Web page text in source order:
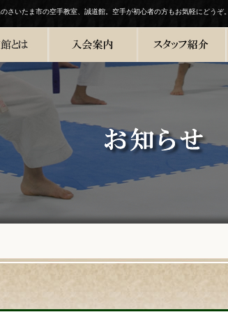
さいたま市の空手教室、誠道館。空手が初心者の方もお気軽にどうぞ。